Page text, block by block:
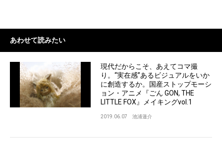
あわせて読みたい
現代だからこそ、あえてコマ撮
り。“実在感”あるビジュアルをいか
に創造するか。国産ストップモーシ
ョン・アニメ『ごん GON, THE
LITTLE FOX』メイキングvol.1
2019.06.07 池浦蓮介